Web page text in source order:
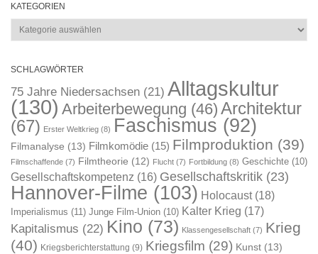
KATEGORIEN
Kategorien
SCHLAGWÖRTER
75 Jahre Niedersachsen (21) Alltagskultur
(130) Arbeiterbewegung (46) Architektur
(67) Erster Weltkrieg (8) Faschismus (92)
Filmanalyse (13) Filmkomödie (15) Filmproduktion (39)
Filmschaffende (7) Filmtheorie (12) Flucht (7) Fortbildung (8) Geschichte (10)
Gesellschaftskompetenz (16) Gesellschaftskritik (23)
Hannover-Filme (103) Holocaust(18)
Imperialismus (11) Junge Film-Union (10) Kalter Krieg (17)
Kapitalismus (22) Kino (73) Klassengesellschaft (7) Krieg
(40) Kriegsberichterstattung (9) Kriegsfilm (29) Kunst (13)